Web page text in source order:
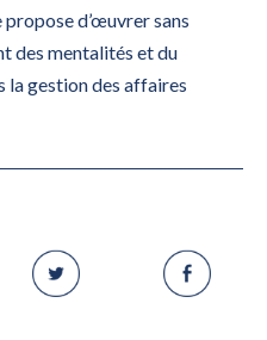
d’œuvrer sans
des mentalités et du
la gestion des affaires